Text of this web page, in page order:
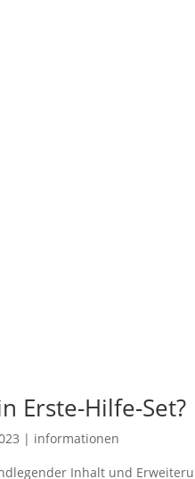
Erste-Hilfe-Set?
| informationen
Inhalt und